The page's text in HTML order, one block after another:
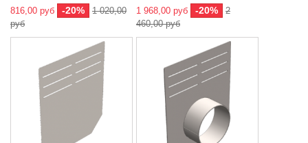
816,00 руб -20%
1 020,00
руб
1 968,00 руб -20%
2
460,00 руб